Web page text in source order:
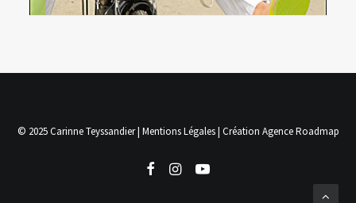
© 2025 Carinne Teyssandier | Mentions Légales| Création Agence Roadmap